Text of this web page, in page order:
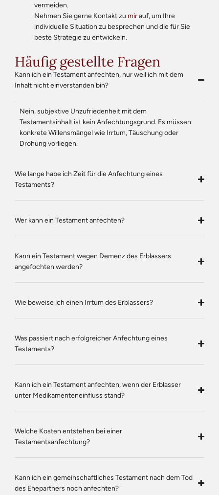
vermeiden.
Nehmen Sie gerne Kontakt zu mirauf, um Ihre
individuelle Situation zu besprechen und die für Sie
beste Strategie zu entwickeln.
Häufig gestellte Fragen
Kann ich ein Testament anfechten, nur weil ich mit dem
Inhalt nicht einverstanden bin?
Nein, subjektive Unzufriedenheit mit dem
Testamentsinhalt ist kein Anfechtungsgrund. Es müssen
konkrete Willensmängel wie Irrtum, Täuschung oder
Drohung vorliegen.
Wie lange habe ich Zeit für die Anfechtung eines
Testaments?
Wer kann ein Testament anfechten?
Kann ein Testament wegen Demenz des Erblassers
angefochten werden?
Wie beweise ich einen Irrtum des Erblassers?
Was passiert nach erfolgreicher Anfechtung eines
Testaments?
Kann ich ein Testament anfechten, wenn der Erblasser
unter Medikamenteneinfluss stand?
Welche Kosten entstehen bei einer
Testamentsanfechtung?
Kann ich ein gemeinschaftliches Testament nach dem Tod
des Ehepartners noch anfechten?